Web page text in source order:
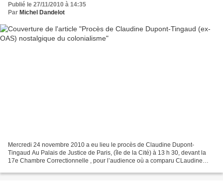
Publié le 27/11/2010 à 14:35
Par Michel Dandelot
Mercredi 24 novembre 2010 a eu lieu le procès de Claudine Dupont-
Tingaud Au Palais de Justice de Paris, (île de la Cité) à 13 h 30, devant la
17e Chambre Correctionnelle , pour l’audience où a comparu CLaudine